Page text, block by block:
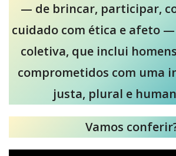
— de brincar, participar,
cuidado com ética e afeto
coletiva, que inclui
comprometidos com uma
justa, plural e
Vamos